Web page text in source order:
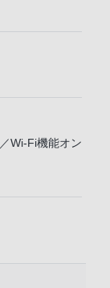
／Wi-Fi機能オン